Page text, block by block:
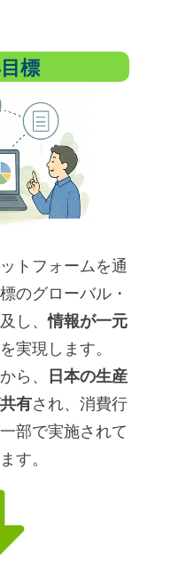
標
トフォームを通
のグローバル・
し、情報が一元
実現します。
ら、 日本の生産
有され、消費行
部で実施されて
す。